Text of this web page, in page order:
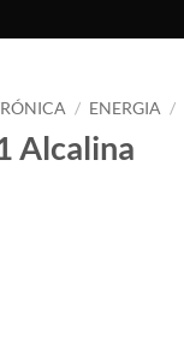
/ ENERGIA /
Alcalina